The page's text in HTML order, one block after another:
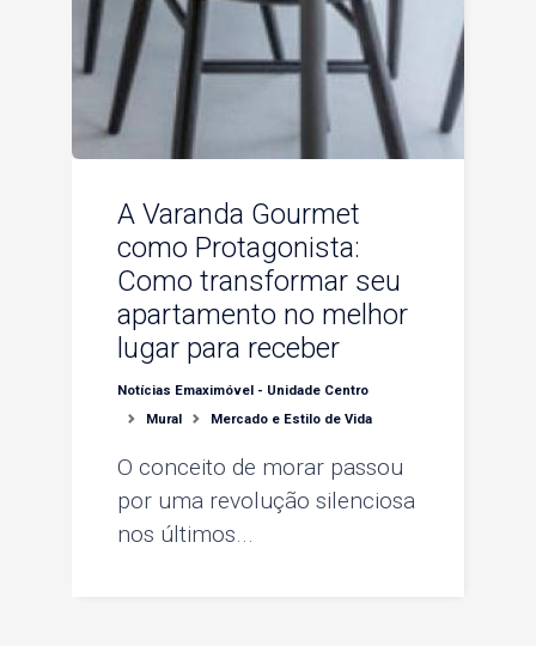
A Varanda Gourmet
como Protagonista:
Como transformar seu
apartamento no melhor
lugar para receber
Notícias Emaximóvel - Unidade Centro
Mural
Mercado e Estilo de Vida
O conceito de morar passou
por uma revolução silenciosa
nos últimos...